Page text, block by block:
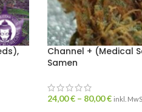
Channel + (Medical
Samen
24,00€ – 80,00€ inkl.